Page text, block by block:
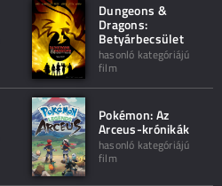
Dungeons &
Dragons:
Betyárbecsület
hasonló kategóriájú
film
Pokémon: Az
Arceus-krónikák
hasonló kategóriájú
film